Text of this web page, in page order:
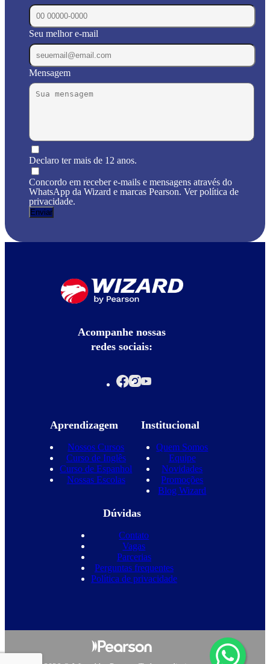
Seu melhor e-mail
Mensagem
Declaro ter mais de 12 anos.
Concordo em receber e-mails e mensagens através do
WhatsApp da Wizard e marcas Pearson. Ver política de
privacidade.
Acompanhe nossas
redes sociais:
Aprendizagem
Nossos Cursos
Curso de Inglês
Curso de Espanhol
Nossas Escolas
Institucional
Quem Somos
Equipe
Novidades
Promoções
Blog Wizard
Dúvidas
Contato
Vagas
Parcerias
Perguntas frequentes
Política de privacidade